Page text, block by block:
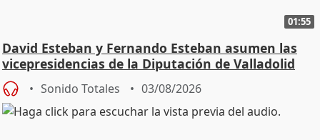
01:55
David Esteban y Fernando Esteban asumen las
vicepresidencias de la Diputación de Valladolid
Sonido Totales 03/08/2026